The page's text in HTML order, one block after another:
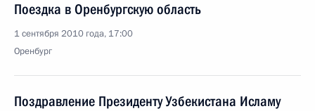
Поездка в Оренбургскую область
1 сентября 2010 года, 17:00
Оренбург
Поздравление Президенту Узбекистана Исламу